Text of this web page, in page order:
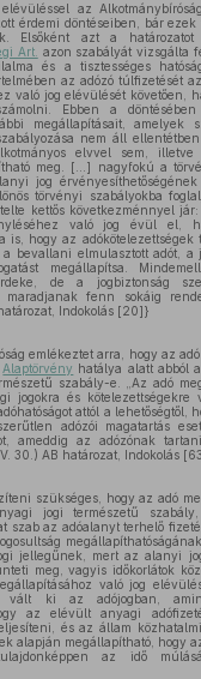
az
érdemi döntéseiben, bár ezek
Elsőként azt a határozatot
Art. azon szabályát vizsgálta
és a tisztességes
az adózó túlfizetését
való jog elévülését követően,
Ebben a döntésében
megállapításait, amelyek
nem áll
elvvel sem, illetve
meg. [...] nagyfokú a
jog
törvényi szabályokba
kettős következménnyel
való jog évül el,
is, hogy az adókötelezettségek
a bevallani elmulasztott adót, a
megállapítsa.
de a jogbiztonság
fenn sokáig
Indokolás [20]}
emlékeztet arra, hogy az
Alaptörvény hatálya alatt abból
szabály-e. „Az adó
jogokra és kötelezettségekre
attól a lehetőségtől,
adózói magatartás
ameddig az adózónak
30.) AB határozat, Indokolás
szükséges, hogy az adó
jogi természetű
szab az adóalanyt terhelő
jellegűnek, mert az alanyi
meg, vagyis időkorlátok
való jog
ki az adójogban,
az elévült anyagi
és az állam
alapján megállapítható, hogy
az idő